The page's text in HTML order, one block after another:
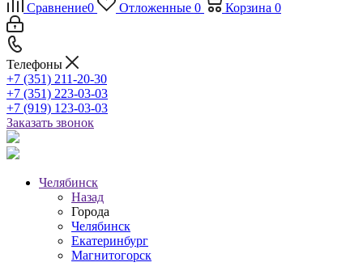
Сравнение0 Отложенные 0 Корзина 0
Телефоны
+7 (351) 211-20-30
+7 (351) 223-03-03
+7 (919) 123-03-03
Заказать звонок
Челябинск
Назад
Города
Челябинск
Екатеринбург
Магнитогорск